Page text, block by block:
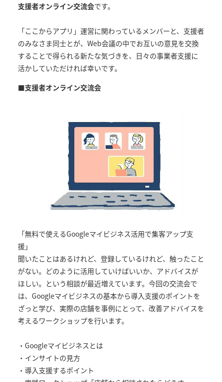
支援者オンライン交流会です。
「ここからアプリ」運営に関わっているメンバーと、支援者
のみなさま同士とが、Web会議の中でお互いの意見を交換
することで得られる新たな気づきを、日々の事業者支援に
活かしていただければ幸いです。
■支援者オンライン交流会
「無料で使えるGoogleマイビジネス活用で集客アップ支
援」
聞いたことはあるけれど、登録しているけれど、触ったこと
がない。どのように活用していけばいいか、アドバイスが
ほしい。という相談が最近増えています。今回の交流会で
は、Googleマイビジネスの基本から導入支援のポイントを
ざっと学び、実際の店舗を事例にとって、改善アドバイスを
考えるワークショップを行います。
・Googleマイビジネスとは
・インサイトの見方
・導入支援するポイント